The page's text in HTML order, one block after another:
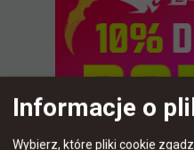
Informacje o
Wybierz, które pliki cookie